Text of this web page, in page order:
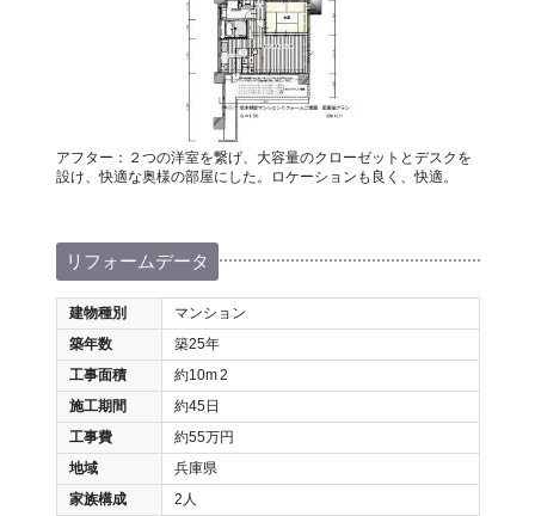
アフター：２つの洋室を繋げ、大容量のクローゼットとデスクを
設け、快適な奥様の部屋にした。ロケーションも良く、快適。
リフォームデータ
建物種別
マンション
築年数
築25年
工事面積
約10m2
施工期間
約45日
工事費
約55万円
地域
兵庫県
家族構成
2人